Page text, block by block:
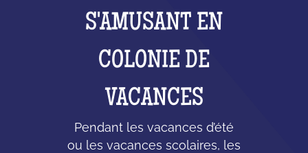
S'AMUSANT EN
COLONIE DE
VACANCES
Pendant les vacances d’été
ou les vacances scolaires, les